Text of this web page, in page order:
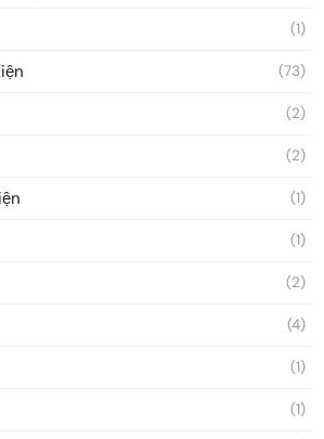
(1)
(73)
(2)
(2)
(1)
(1)
(2)
(4)
(1)
(1)